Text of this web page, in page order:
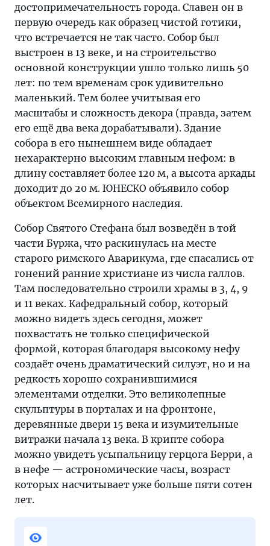
достопримечательность города. Славен он в
первую очередь как образец чистой готики,
что встречается не так часто. Собор был
выстроен в 13 веке, и на строительство
основной конструкции ушло только лишь 50
лет: по тем временам срок удивительно
маленький. Тем более учитывая его
масштабы и сложность декора (правда, затем
его ещё два века дорабатывали). Здание
собора в его нынешнем виде обладает
нехарактерно высоким главным нефом: в
длину составляет более 120 м, а высота аркады
доходит до 20 м. ЮНЕСКО объявило собор
объектом Всемирного наследия.
Собор Святого Стефана был возведён в той
части Буржа, что раскинулась на месте
старого римского Аварикума, где спасались от
гонений ранние христиане из числа галлов.
Там последовательно строили храмы в 3, 4, 9
и 11 веках. Кафедральный собор, который
можно видеть здесь сегодня, может
похвастать не только специфической
формой, которая благодаря высокому нефу
создаёт очень драматический силуэт, но и на
редкость хорошо сохранившимися
элементами отделки. Это великолепные
скульптуры в порталах и на фронтоне,
деревянные двери 15 века и изумительные
витражи начала 13 века. В крипте собора
можно увидеть усыпальницу герцога Берри, а
в нефе — астрономические часы, возраст
которых насчитывает уже больше пяти сотен
лет.